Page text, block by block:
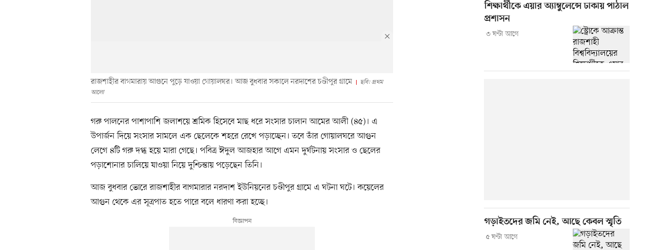
রাজশাহীর বাগমারায় আগুনে পুড়ে যাওয়া গোয়ালঘর। আজ বুধবার সকালে নরদাশের চণ্ডীপুর গ্রামে
ছবি: প্রথম
আলো
গরু পালনের পাশাপাশি জলাশয়ে শ্রমিক হিসেবে মাছ ধরে সংসার চালান আমের আলী (৪৫)। এ
উপার্জন দিয়ে সংসার সামলে এক ছেলেকে শহরে রেখে পড়াচ্ছেন। তবে তাঁর গোয়ালঘরে আগুন
লেগে ৪টি গরু দগ্ধ হয়ে মারা গেছে। পবিত্র ঈদুল আজহার আগে এমন দুর্ঘটনায় সংসার ও ছেলের
পড়াশোনার চালিয়ে যাওয়া নিয়ে দুশ্চিন্তায় পড়েছেন তিনি।
আজ বুধবার ভোরে রাজশাহীর বাগমারার নরদাশ ইউনিয়নের চণ্ডীপুর গ্রামে এ ঘটনা ঘটে। কয়েলের
আগুন থেকে এর সূত্রপাত হতে পারে বলে ধারণা করা হচ্ছে।
শিক্ষার্থীকে এয়ার অ্যাম্বুলেন্সে ঢাকায় পাঠাল
প্রশাসন
৩ ঘণ্টা আগে
গড়াইতদের জমি নেই, আছে কেবল স্মৃতি
৫ ঘণ্টা আগে